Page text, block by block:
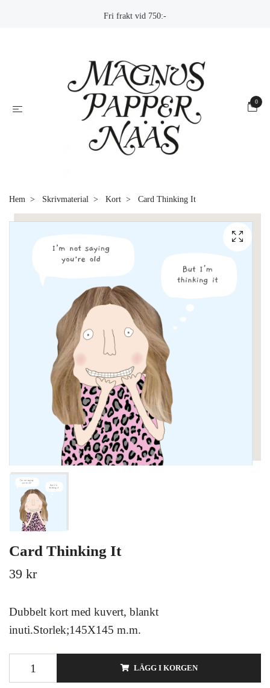
Fri frakt vid 750:-
0
Hem Skrivmaterial Kort Card Thinking It
Card Thinking It
39 kr
Dubbelt kort med kuvert, blankt
inuti.Storlek;145X145 m.m.
LÄGG I KORGEN